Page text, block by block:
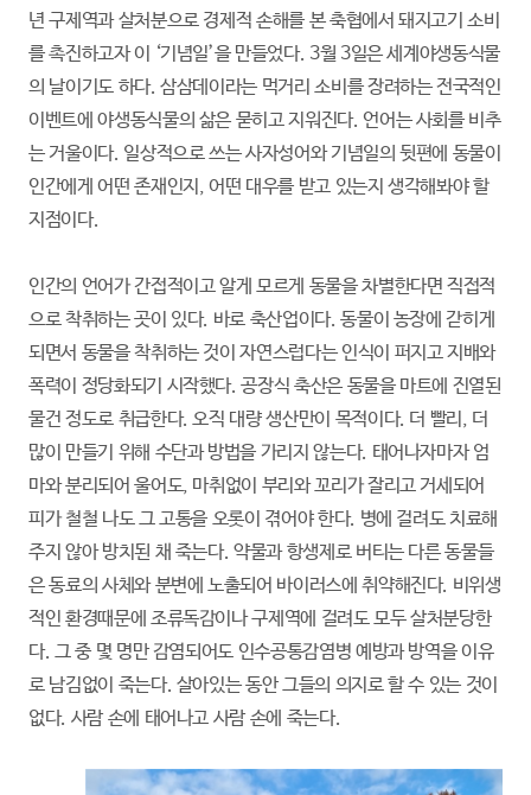
년 구제역과 살처분으로 경제적 손해를 본 축협에서 돼지고기 소비
를 촉진하고자 이 ‘기념일’을 만들었다. 3월 3일은 세계야생동식물
의 날이기도 하다. 삼삼데이라는 먹거리 소비를 장려하는 전국적인
이벤트에 야생동식물의 삶은 묻히고 지워진다. 언어는 사회를 비추
는 거울이다. 일상적으로 쓰는 사자성어와 기념일의 뒷편에 동물이
인간에게 어떤 존재인지, 어떤 대우를 받고 있는지 생각해봐야 할
지점이다.
인간의 언어가 간접적이고 알게 모르게 동물을 차별한다면 직접적
으로 착취하는 곳이 있다. 바로 축산업이다. 동물이 농장에 갇히게
되면서 동물을 착취하는 것이 자연스럽다는 인식이 퍼지고 지배와
폭력이 정당화되기 시작했다. 공장식 축산은 동물을 마트에 진열된
물건 정도로 취급한다. 오직 대량 생산만이 목적이다. 더 빨리, 더
많이 만들기 위해 수단과 방법을 가리지 않는다. 태어나자마자 엄
마와 분리되어 울어도, 마취없이 부리와 꼬리가 잘리고 거세되어
피가 철철 나도 그 고통을 오롯이 겪어야 한다. 병에 걸려도 치료해
주지 않아 방치된 채 죽는다. 약물과 항생제로 버티는 다른 동물들
은 동료의 사체와 분변에 노출되어 바이러스에 취약해진다. 비위생
적인 환경때문에 조류독감이나 구제역에 걸려도 모두 살처분당한
다. 그 중 몇 명만 감염되어도 인수공통감염병 예방과 방역을 이유
로 남김없이 죽는다. 살아있는 동안 그들의 의지로 할 수 있는 것이
없다. 사람 손에 태어나고 사람 손에 죽는다.